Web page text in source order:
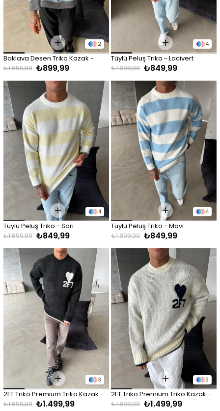
2
Baklava Desen Triko Kazak -
Mavi
₺899,99
₺1.899,99
4
Tüylü Peluş Triko - Lacivert
₺849,99
₺1.899,99
4
Tüylü Peluş Triko - Sarı
₺849,99
₺1.899,99
4
Tüylü Peluş Triko - Mavi
₺849,99
₺1.899,99
3
2FT Triko Premium Triko Kazak -
Siyah
₺1.499,99
₺1.899,99
3
2FT Triko Premium Triko Kazak -
Beyaz
₺1.499,99
₺1.899,99